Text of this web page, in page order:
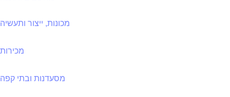
מכונות, ייצור ותעשיה
מכירות
מסעדנות ובתי קפה